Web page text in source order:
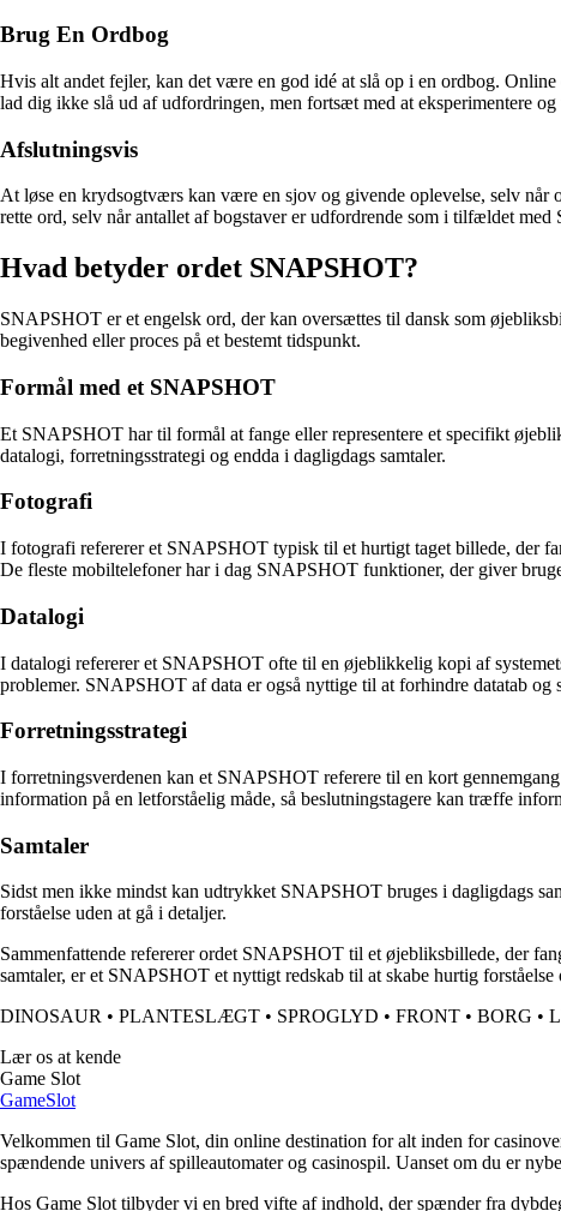
Brug En Ordbog
Hvis alt andet fejler, kan det være en god idé at slå op i en ordbog.
lad dig ikke slå ud af udfordringen, men fortsæt med at eksperimentere og
Afslutningsvis
At løse en krydsogtværs kan være en sjov og givende oplevelse, selv når
rette ord, selv når antallet af bogstaver er udfordrende som i tilfældet
Hvad betyder ordet SNAPSHOT?
SNAPSHOT er et engelsk ord, der kan oversættes til dansk som
begivenhed eller proces på et bestemt tidspunkt.
Formål med et SNAPSHOT
Et SNAPSHOT har til formål at fange eller representere et specifikt
datalogi, forretningsstrategi og endda i dagligdags samtaler.
Fotografi
I fotografi refererer et SNAPSHOT typisk til et hurtigt taget billede, der
De fleste mobiltelefoner har i dag SNAPSHOT funktioner, der giver
Datalogi
I datalogi refererer et SNAPSHOT ofte til en øjeblikkelig kopi af
problemer. SNAPSHOT af data er også nyttige til at forhindre datatab og
Forretningsstrategi
I forretningsverdenen kan et SNAPSHOT referere til en kort
information på en letforståelig måde, så beslutningstagere kan træffe
Samtaler
Sidst men ikke mindst kan udtrykket SNAPSHOT bruges i dagligdags
forståelse uden at gå i detaljer.
Sammenfattende refererer ordet SNAPSHOT til et øjebliksbillede, der
samtaler, er et SNAPSHOT et nyttigt redskab til at skabe hurtig forståelse
DINOSAUR • PLANTESLÆGT • SPROGLYD • FRONT • BORG •
Lær os at kende
Game Slot
GameSlot
Velkommen til Game Slot, din online destination for alt inden for
spændende univers af spilleautomater og casinospil. Uanset om du er
Hos Game Slot tilbyder vi en bred vifte af indhold, der spænder fra